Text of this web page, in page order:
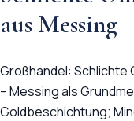
aus Messing
Großhandel: Schlichte
– Messing als
Goldbeschichtung;